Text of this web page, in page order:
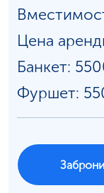
Цена
Банкет:
Фуршет: